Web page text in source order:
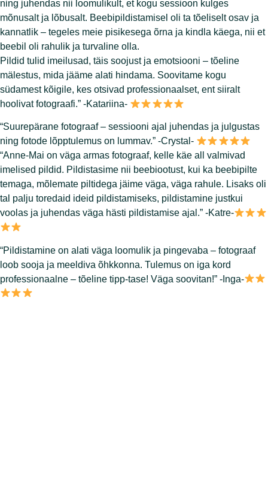
ning juhendas nii loomulikult, et kogu sessioon kulges
mõnusalt ja lõbusalt. Beebipildistamisel oli ta tõeliselt osav ja
kannatlik – tegeles meie pisikesega õrna ja kindla käega, nii et
beebil oli rahulik ja turvaline olla.
Pildid tulid imeilusad, täis soojust ja emotsiooni – tõeline
mälestus, mida jääme alati hindama. Soovitame kogu
südamest kõigile, kes otsivad professionaalset, ent siiralt
hoolivat fotograafi.” -Katariina-
“Suurepärane fotograaf – sessiooni ajal juhendas ja julgustas
ning fotode lõpptulemus on lummav.” -Crystal-
“Anne-Mai on väga armas fotograaf, kelle käe all valmivad
imelised pildid. Pildistasime nii beebiootust, kui ka beebipilte
temaga, mõlemate piltidega jäime väga, väga rahule. Lisaks oli
tal palju toredaid ideid pildistamiseks, pildistamine justkui
voolas ja juhendas väga hästi pildistamise ajal.” -Katre-
“Pildistamine on alati väga loomulik ja pingevaba – fotograaf
loob sooja ja meeldiva õhkkonna. Tulemus on iga kord
professionaalne – tõeline tipp-tase! Väga soovitan!” -Inga-